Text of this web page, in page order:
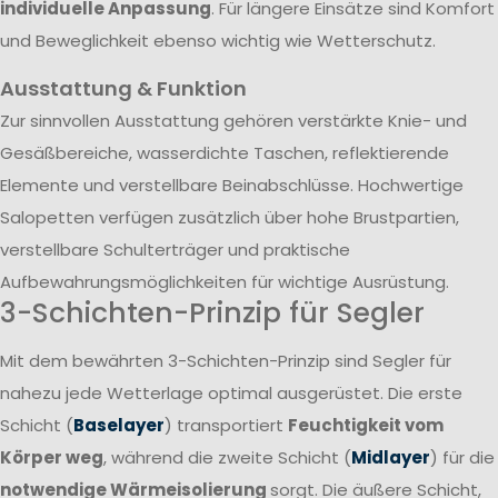
individuelle Anpassung. Für längere Einsätze sind Komfort
und Beweglichkeit ebenso wichtig wie Wetterschutz.
Ausstattung & Funktion
Zur sinnvollen Ausstattung gehören verstärkte Knie- und
Gesäßbereiche, wasserdichte Taschen, reflektierende
Elemente und verstellbare Beinabschlüsse. Hochwertige
Salopetten verfügen zusätzlich über hohe Brustpartien,
verstellbare Schulterträger und praktische
Aufbewahrungsmöglichkeiten für wichtige Ausrüstung.
3-Schichten-Prinzip für Segler
Mit dem bewährten 3-Schichten-Prinzip sind Segler für
nahezu jede Wetterlage optimal ausgerüstet. Die erste
Schicht (Baselayer) transportiert Feuchtigkeit vom
Körper weg, während die zweite Schicht (Midlayer) für die
notwendige Wärmeisolierungsorgt. Die äußere Schicht,